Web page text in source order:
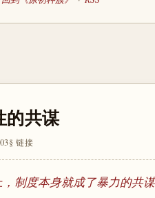
的共谋
§ 链接
制度本身就成了暴力的共谋